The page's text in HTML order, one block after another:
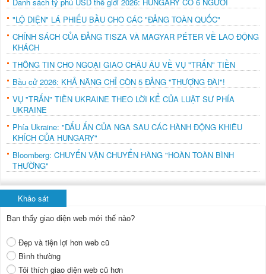
"LỘ DIỆN" LÁ PHIẾU BẦU CHO CÁC "ĐẢNG TOÀN QUỐC"
CHÍNH SÁCH CỦA ĐẢNG TISZA VÀ MAGYAR PÉTER VỀ LAO ĐỘNG
KHÁCH
THÔNG TIN CHO NGOẠI GIAO CHÂU ÂU VỀ VỤ "TRẤN" TIỀN
Bầu cử 2026: KHẢ NĂNG CHỈ CÒN 5 ĐẢNG "THƯỢNG ĐÀI"!
VỤ "TRẤN" TIỀN UKRAINE THEO LỜI KỂ CỦA LUẬT SƯ PHÍA
UKRAINE
Phía Ukraine: "DẤU ẤN CỦA NGA SAU CÁC HÀNH ĐỘNG KHIÊU
KHÍCH CỦA HUNGARY"
Bloomberg: CHUYẾN VẬN CHUYỂN HÀNG "HOÀN TOÀN BÌNH
THƯỜNG"
Khảo sát
Bạn thấy giao diện web mới thế nào?
Đẹp và tiện lợi hơn web cũ
Bình thường
Tôi thích giao diện web cũ hơn